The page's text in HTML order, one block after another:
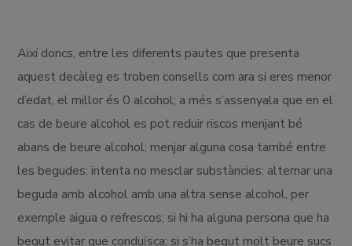
Així doncs, entre les diferents pautes que presenta
aquest decàleg es troben consells com ara si eres menor
d’edat, el millor és 0 alcohol; a més s’assenyala que en el
cas de beure alcohol es pot reduir riscos menjant bé
abans de beure alcohol; menjar alguna cosa també entre
les begudes; intenta no mesclar substàncies; alternar una
beguda amb alcohol amb una altra sense alcohol, per
exemple aigua o refrescos; si hi ha alguna persona que ha
begut evitar que conduïsca; si s’ha begut molt beure sucs